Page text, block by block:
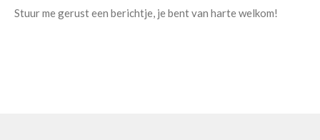
Stuur me gerust een berichtje, je bent van harte welkom!